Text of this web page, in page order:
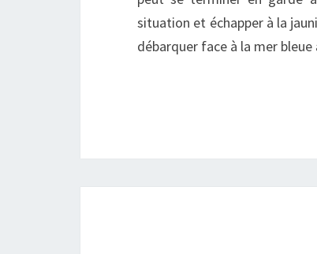
situation et échapper à la
débarquer face à la mer